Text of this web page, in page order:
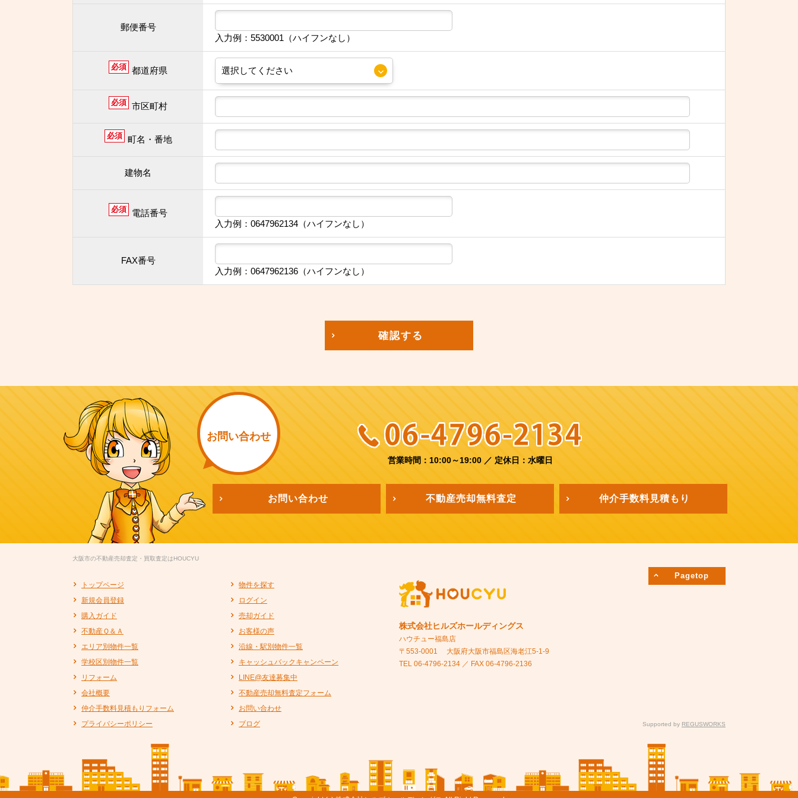
郵便番号
入力例：5530001（ハイフンなし）
必須 都道府県
必須 市区町村
必須 町名・番地
建物名
必須
電話番号
入力例：0647962134（ハイフンなし）
FAX番号
入力例：0647962136（ハイフンなし）
確認する
お問い合わせ
営業時間：10:00～19:00 ／ 定休日：水曜日
お問い合わせ 不動産売却無料査定 仲介手数料見積もり
Pagetop
大阪市の不動産売却査定・買取査定はHOUCYU
トップページ
物件を探す
新規会員登録
ログイン
購入ガイド
売却ガイド
不動産Ｑ＆Ａ
お客様の声
エリア別物件一覧
沿線・駅別物件一覧
学校区別物件一覧
キャッシュバックキャンペーン
リフォーム
LINE@友達募集中
会社概要
不動産売却無料査定フォーム
仲介手数料見積もりフォーム
お問い合わせ
プライバシーポリシー
ブログ
株式会社ヒルズホールディングス
ハウチュー福島店
〒553-0001
大阪府大阪市福島区海老江5-1-9
TEL 06-4796-2134 ／ FAX 06-4796-2136
Supported by REGUSWORKS